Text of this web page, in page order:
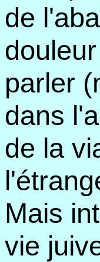
de
parler
dans
de la
Mais
vie